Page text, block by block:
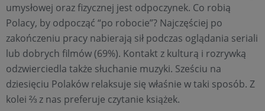
umysłowej oraz fizycznej jest odpoczynek. Co robią
Polacy, by odpocząć “po robocie”? Najczęściej po
zakończeniu pracy nabierają sił podczas oglądania seriali
lub dobrych filmów (69%). Kontakt z kulturą i rozrywką
odzwierciedla także słuchanie muzyki. Sześciu na
dziesięciu Polaków relaksuje się właśnie w taki sposób. Z
kolei ⅔ z nas preferuje czytanie książek.